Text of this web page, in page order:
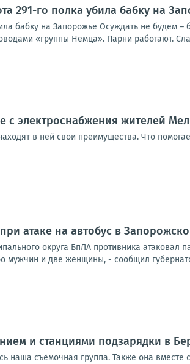
291-го полка убила бабку на
бабку на Запорожье Осуждать не будем
«группы Немца». Парни работают.
с электроснабжения жителей
в ней свои преимущества. Что
атаке на автобус в
округа БпЛА противника атаковал
мужчин и две женщины, - сообщил
и станциями подзарядки в
наша съёмочная группа. Также она